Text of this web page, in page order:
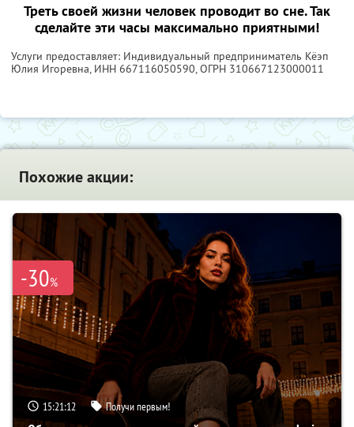
Треть своей жизни человек проводит во сне. Так
сделайте эти часы максимально приятными!
Услуги предоставляет: Индивидуальный предприниматель Кёэп
Юлия Игоревна, ИНН 667116050590, ОГРН 310667123000011
Похожие акции:
-30%
15:21:11 Получи первым!